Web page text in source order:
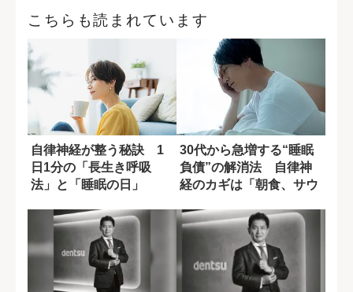
こちらも読まれています
自律神経が整う秘訣 1
日1分の「長生き呼吸
法」と「睡眠の日」
30代から急増する“睡眠
負債”の解消法 自律神
経のカギは「朝食、サウ